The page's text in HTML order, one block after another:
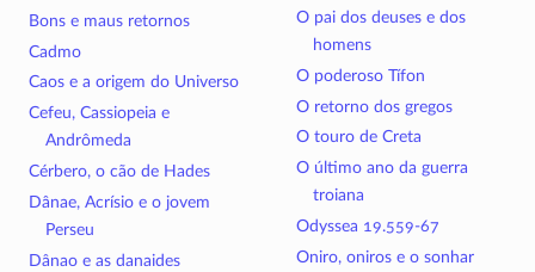
Bons e maus retornos
Cadmo
Caos e a origem do Universo
Cefeu, Cassiopeia e
Andrômeda
Cérbero, o cão de Hades
Dânae, Acrísio e o jovem
Perseu
Dânao e as danaides
O pai dos deuses e dos
homens
O poderoso Tífon
O retorno dos gregos
O touro de Creta
O último ano da guerra
troiana
Odyssea 19.559-67
Oniro, oniros e o sonhar